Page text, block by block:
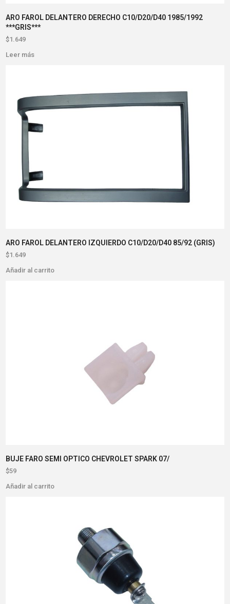
ARO FAROL DELANTERO DERECHO C10/D20/D40 1985/1992
***GRIS***
$1.649
Leer más
ARO FAROL DELANTERO IZQUIERDO C10/D20/D40 85/92 (GRIS)
$1.649
Añadir al carrito
BUJE FARO SEMI OPTICO CHEVROLET SPARK 07/
$59
Añadir al carrito